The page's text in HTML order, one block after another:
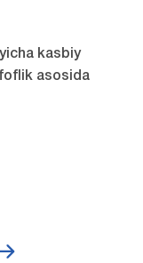
kasbiy
asosida